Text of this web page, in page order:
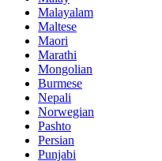
Malayalam
Maltese
Maori
Marathi
Mongolian
Burmese
Nepali
Norwegian
Pashto
Persian
Punjabi